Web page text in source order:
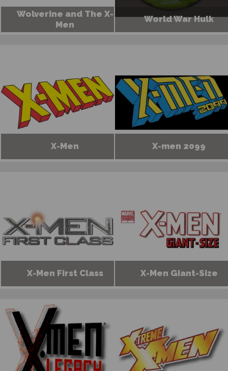
Wolverine and The X-
Men
World War Hulk
X-Men X-men 2099
X-Men First Class X-Men Giant-Size